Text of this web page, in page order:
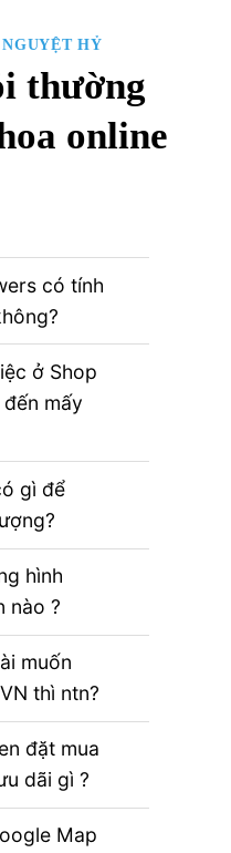
HỶ
thường
online
có tính
ở Shop
mấy
gì để
hình
nào ?
muốn
thì ntn?
đặt mua
dãi gì ?
Map